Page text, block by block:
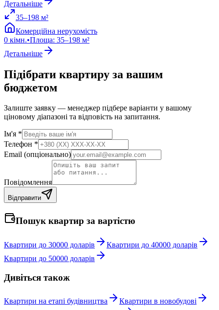
Детальніше
35–198 м²
Комерційна нерухомість
0 кімн.•Площа: 35–198 м²
Детальніше
Підібрати квартиру за вашим
бюджетом
Залиште заявку — менеджер підбере варіанти у вашому
ціновому діапазоні та відповість на запитання.
Ім'я *
Телефон *
Email (опціонально)
Повідомлення
Відправити
Пошук квартир за вартістю
Квартири до 30000 доларів
Квартири до 40000 доларів
Квартири до 50000 доларів
Дивіться також
Квартири на етапі будівництва
Квартири в новобудові